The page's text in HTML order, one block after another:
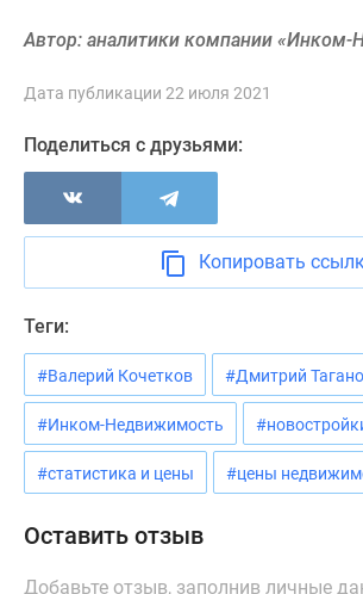
поселки
водоема
поселки
ипотеку
Бизнес-
Коттеджи
Скидки
акции
Макс
Автор: аналитики компании
Дата публикации 22 июля 2021
Поделиться с друзьями:
Копировать
Теги:
#Валерий Кочетков #Дмитрий
#Инком-Недвижимость
#статистика и цены #цены
Оставить отзыв
Добавьте отзыв, заполнив личные